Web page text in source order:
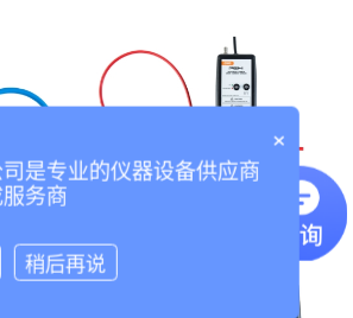
可
列罗
永
传感器
×
是专业的仪器设备供应商
务商
稍后再说